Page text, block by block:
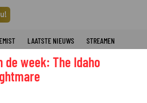
LAATSTE NIEUWS STREAMEN
week: The Idaho